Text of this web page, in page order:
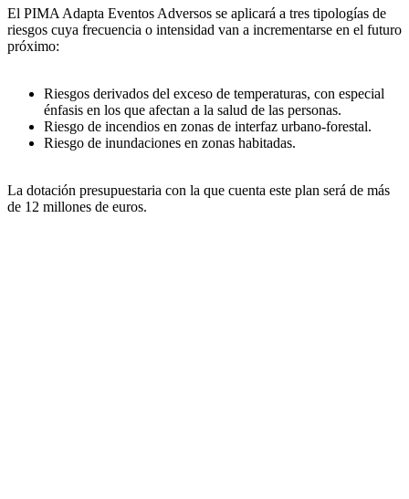
El PIMA Adapta Eventos Adversos se aplicará a tres tipologías de
riesgos cuya frecuencia o intensidad van a incrementarse en el futuro
próximo:
Riesgos derivados del exceso de temperaturas, con especial
énfasis en los que afectan a la salud de las personas.
Riesgo de incendios en zonas de interfaz urbano-forestal.
Riesgo de inundaciones en zonas habitadas.
La dotación presupuestaria con la que cuenta este plan será de más
de 12 millones de euros.